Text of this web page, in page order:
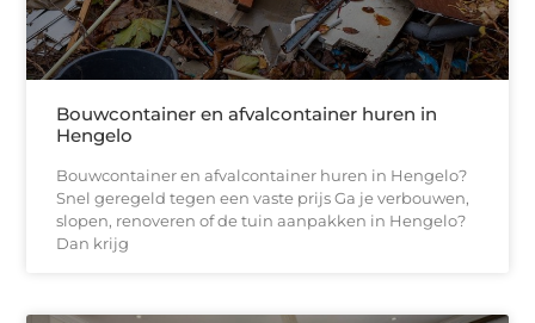
Bouwcontainer en afvalcontainer huren in
Hengelo
Bouwcontainer en afvalcontainer huren in Hengelo?
Snel geregeld tegen een vaste prijs Ga je verbouwen,
slopen, renoveren of de tuin aanpakken in Hengelo?
Dan krijg